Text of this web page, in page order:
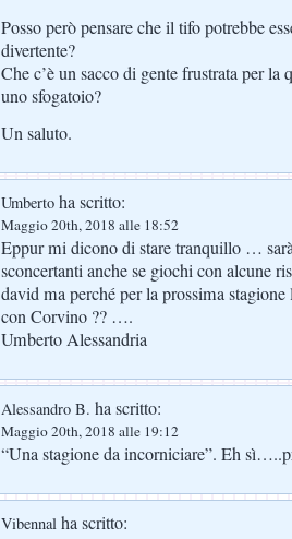
Posso però pensare che il tifo potrebbe
divertente?
Che c’è un sacco di gente frustrata per la
uno sfogatoio?
Un saluto.
Umberto ha scritto:
Maggio 20th, 2018 alle 18:52
Eppur mi dicono di stare tranquillo …
sconcertanti anche se giochi con alcune
david ma perché per la prossima
con Corvino ?? ….
Umberto Alessandria
Alessandro B. ha scritto:
Maggio 20th, 2018 alle 19:12
“Una stagione da incorniciare”. Eh
Vibennal ha scritto: